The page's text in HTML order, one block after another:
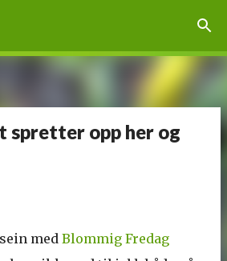
spretter opp her og
med Blommig Fredag